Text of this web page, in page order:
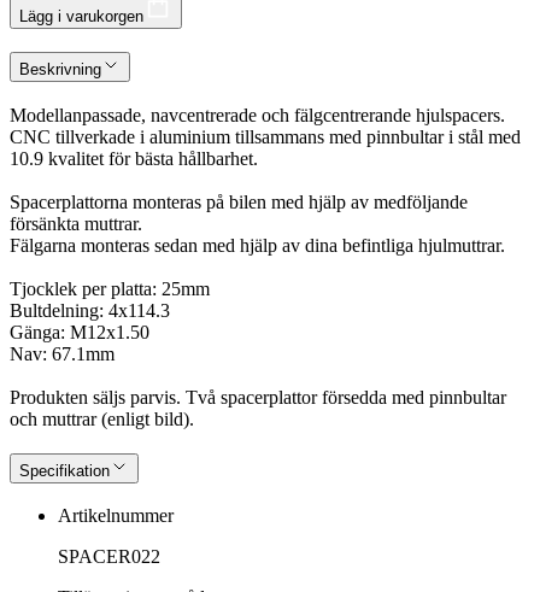
Lägg i varukorgen
Beskrivning
Modellanpassade, navcentrerade och fälgcentrerande hjulspacers.
CNC tillverkade i aluminium tillsammans med pinnbultar i stål med
10.9 kvalitet för bästa hållbarhet.
Spacerplattorna monteras på bilen med hjälp av medföljande
försänkta muttrar.
Fälgarna monteras sedan med hjälp av dina befintliga hjulmuttrar.
Tjocklek per platta: 25mm
Bultdelning: 4x114.3
Gänga: M12x1.50
Nav: 67.1mm
Produkten säljs parvis. Två spacerplattor försedda med pinnbultar
och muttrar (enligt bild).
Specifikation
Artikelnummer
SPACER022